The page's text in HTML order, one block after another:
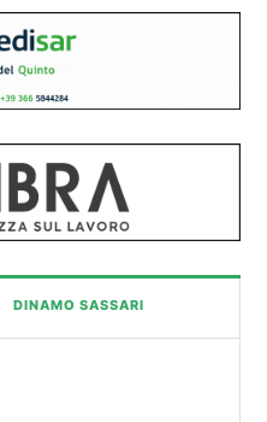
DINAMO SASSARI